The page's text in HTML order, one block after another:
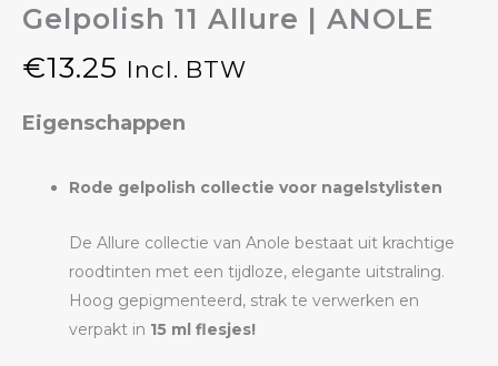
Gelpolish 11 Allure | ANOLE
€13.25 Incl. BTW
Eigenschappen
Rode gelpolish collectie voor nagelstylisten
De Allure collectie van Anole bestaat uit krachtige
roodtinten met een tijdloze, elegante uitstraling.
Hoog gepigmenteerd, strak te verwerken en
verpakt in 15 ml flesjes!